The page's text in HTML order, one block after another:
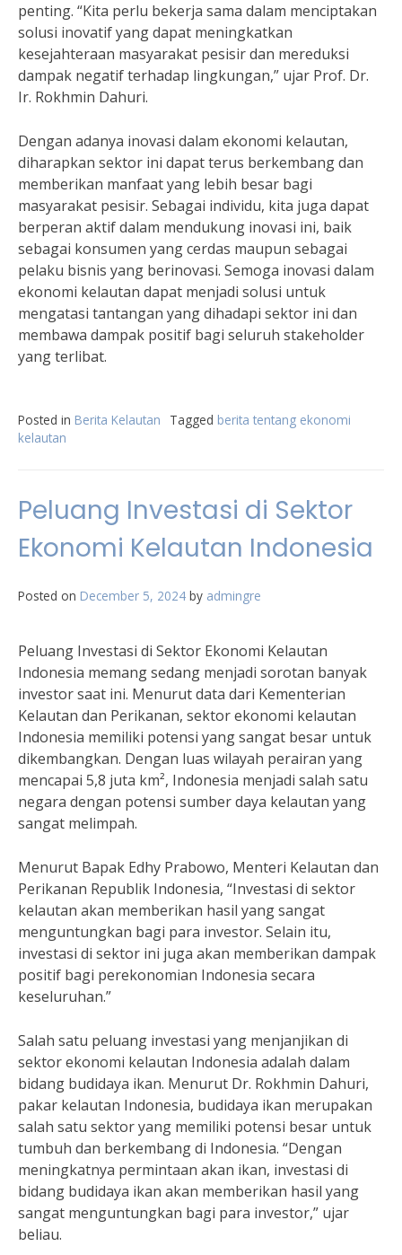
penting. “Kita perlu bekerja sama dalam menciptakan
solusi inovatif yang dapat meningkatkan
kesejahteraan masyarakat pesisir dan mereduksi
dampak negatif terhadap lingkungan,” ujar Prof. Dr.
Ir. Rokhmin Dahuri.
Dengan adanya inovasi dalam ekonomi kelautan,
diharapkan sektor ini dapat terus berkembang dan
memberikan manfaat yang lebih besar bagi
masyarakat pesisir. Sebagai individu, kita juga dapat
berperan aktif dalam mendukung inovasi ini, baik
sebagai konsumen yang cerdas maupun sebagai
pelaku bisnis yang berinovasi. Semoga inovasi dalam
ekonomi kelautan dapat menjadi solusi untuk
mengatasi tantangan yang dihadapi sektor ini dan
membawa dampak positif bagi seluruh stakeholder
yang terlibat.
Posted in Berita Kelautan Tagged berita tentang ekonomi
kelautan
Peluang Investasi di Sektor
Ekonomi Kelautan Indonesia
Posted on December 5, 2024 by admingre
Peluang Investasi di Sektor Ekonomi Kelautan
Indonesia memang sedang menjadi sorotan banyak
investor saat ini. Menurut data dari Kementerian
Kelautan dan Perikanan, sektor ekonomi kelautan
Indonesia memiliki potensi yang sangat besar untuk
dikembangkan. Dengan luas wilayah perairan yang
mencapai 5,8 juta km², Indonesia menjadi salah satu
negara dengan potensi sumber daya kelautan yang
sangat melimpah.
Menurut Bapak Edhy Prabowo, Menteri Kelautan dan
Perikanan Republik Indonesia, “Investasi di sektor
kelautan akan memberikan hasil yang sangat
menguntungkan bagi para investor. Selain itu,
investasi di sektor ini juga akan memberikan dampak
positif bagi perekonomian Indonesia secara
keseluruhan.”
Salah satu peluang investasi yang menjanjikan di
sektor ekonomi kelautan Indonesia adalah dalam
bidang budidaya ikan. Menurut Dr. Rokhmin Dahuri,
pakar kelautan Indonesia, budidaya ikan merupakan
salah satu sektor yang memiliki potensi besar untuk
tumbuh dan berkembang di Indonesia. “Dengan
meningkatnya permintaan akan ikan, investasi di
bidang budidaya ikan akan memberikan hasil yang
sangat menguntungkan bagi para investor,” ujar
beliau.